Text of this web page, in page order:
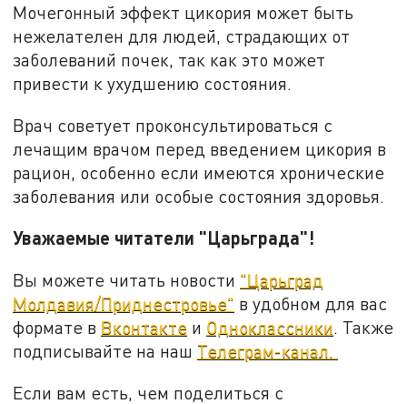
Мочегонный эффект цикория может быть
нежелателен для людей, страдающих от
заболеваний почек, так как это может
привести к ухудшению состояния.
Врач советует проконсультироваться с
лечащим врачом перед введением цикория в
рацион, особенно если имеются хронические
заболевания или особые состояния здоровья.
Уважаемые читатели "Царьграда"!
Вы можете читать новости "Царьград
Молдавия/Приднестровье" в удобном для вас
формате в Вконтакте и Одноклассники. Также
подписывайте на наш Телеграм-канал.
Если вам есть, чем поделиться с